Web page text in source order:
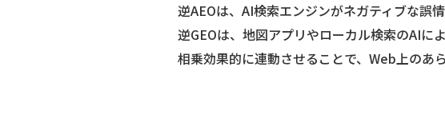
逆AEOは、AI検索エンジンがネガティブな誤
逆GEOは、地図アプリやローカル検索のAIに
相乗効果的に連動させることで、Web上のあ